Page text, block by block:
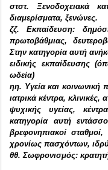
στστ. Ξενοδοχειακά
διαμερίσματα, ξενώνες.
ζζ. Εκπαίδευση:
πρωτοβάθμιας,
Στην κατηγορία αυτή
ειδικής εκπαίδευσης
ωδεία)
ηη. Υγεία και κοινωνική
ιατρικά κέντρα, κλινικές,
ψυχικής υγείας,
κατηγορία αυτή
βρεφονηπιακοί σταθμοί,
χρονίως πασχόντων,
θθ. Σωφρονισμός: